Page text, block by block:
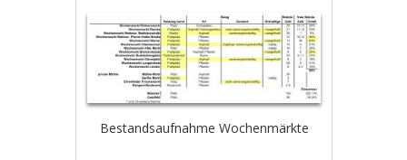
Bestandsaufnahme Wochenmärkte